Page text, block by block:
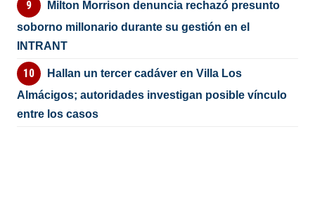
Milton Morrison denuncia rechazó presunto
soborno millonario durante su gestión en el
INTRANT
Hallan un tercer cadáver en Villa Los
Almácigos; autoridades investigan posible vínculo
entre los casos